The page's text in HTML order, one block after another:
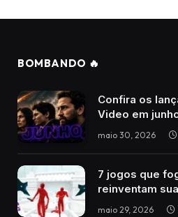
BOMBANDO 🔥
Confira os
Video em
maio 30, 2026
7 jogos que
reinventam
maio 29, 2026